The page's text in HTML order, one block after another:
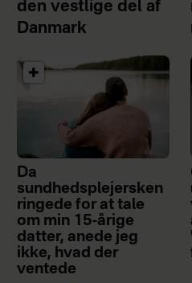
den vestlige del af
Danmark
Da
sundhedsplejersken
ringede for at tale
om min 15-årige
datter, anede jeg
ikke, hvad der
ventede